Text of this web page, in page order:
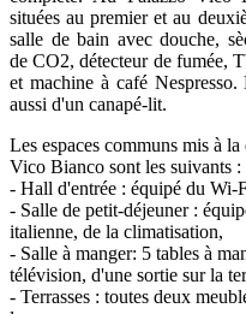
situées au premier et au
salle de bain avec douche,
de CO2, détecteur de fumée,
et machine à café
aussi d'un canapé-lit.
Les espaces communs mis à
Vico Bianco sont les suivants :
- Hall d'entrée : équipé du Wi-
- Salle de petit-déjeuner :
italienne, de la climatisation,
- Salle à manger: 5 tables à
télévision, d'une sortie sur la
- Terrasses : toutes deux